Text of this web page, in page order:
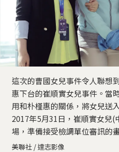
這次的曹國女兒事件令人聯想
惠下台的崔順實女兒事件。當
用和朴槿惠的關係，將女兒送
2017年5月31日，崔順實女兒(
場，準備接受檢調單位審訊的
美聯社 / 達志影像